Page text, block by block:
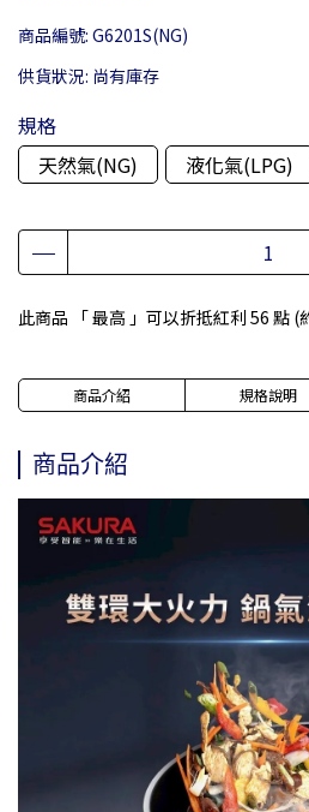
商品編號: G6201S(NG)
供貨狀況: 尚有庫存
規格
天然氣(NG)
液化氣(LPG)
此商品 「 最高 」可以折抵紅利 56 點 (
商品介紹 規格說明
商品介紹